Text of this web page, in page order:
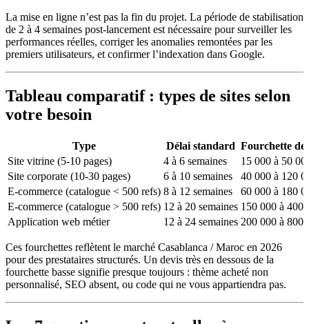
La mise en ligne n’est pas la fin du projet. La période de stabilisation
de 2 à 4 semaines post-lancement est nécessaire pour surveiller les
performances réelles, corriger les anomalies remontées par les
premiers utilisateurs, et confirmer l’indexation dans Google.
Tableau comparatif : types de sites selon
votre besoin
Type Délai standard Fourchette
Site vitrine (5-10 pages)
4 à 6 semaines
15 000 à 50
Site corporate (10-30 pages)
6 à 10 semaines
40 000 à 120
E-commerce (catalogue < 500 refs) 8 à 12 semaines
60 000 à 180
E-commerce (catalogue > 500 refs) 12 à 20 semaines 150 000 à
Application web métier
12 à 24 semaines 200 000 à
Ces fourchettes reflètent le marché Casablanca / Maroc en 2026
pour des prestataires structurés. Un devis très en dessous de la
fourchette basse signifie presque toujours : thème acheté non
personnalisé, SEO absent, ou code qui ne vous appartiendra pas.